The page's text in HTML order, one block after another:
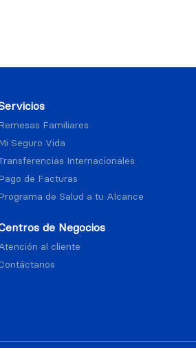
Familiares
Seguro Vida
Internacionales
de Facturas
de Salud a tu Alcance
de Negocios
al cliente